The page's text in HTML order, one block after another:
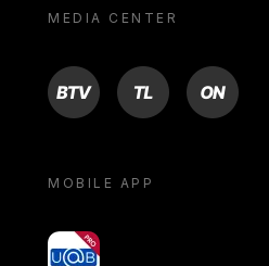
MEDIA CENTER
BTV TL ON
MOBILE APP
yoU@B